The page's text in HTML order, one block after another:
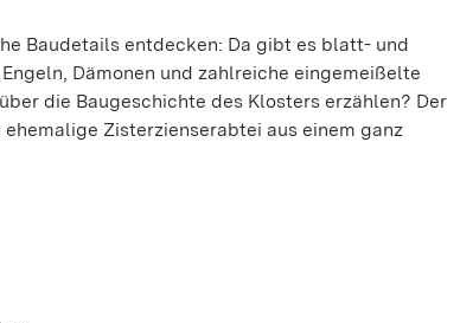
Baudetails entdecken: Da gibt es blatt- und
Dämonen und zahlreiche eingemeißelte
die Baugeschichte des Klosters erzählen? Der
Zisterzienserabtei aus einem ganz